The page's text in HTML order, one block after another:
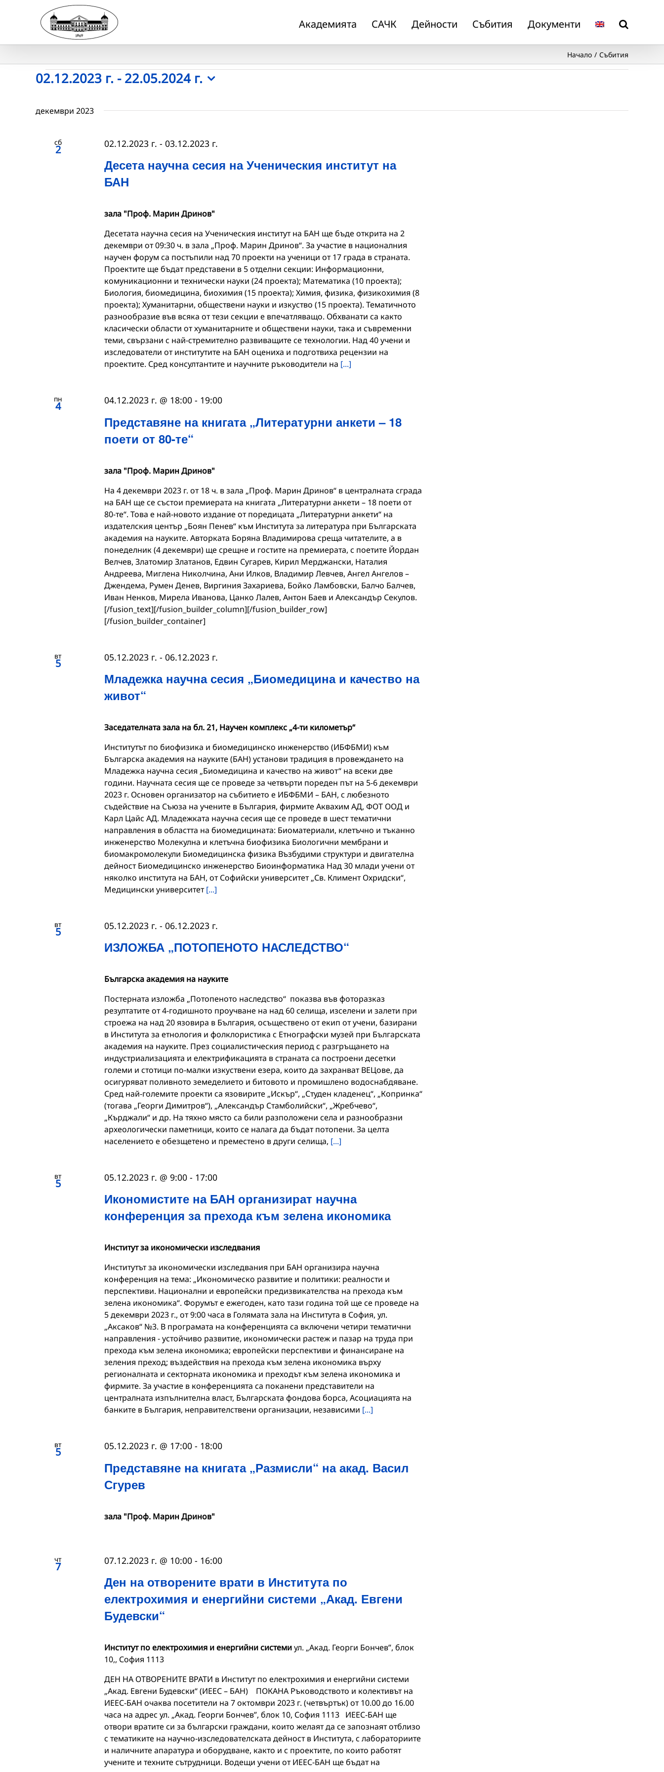
Академията САЧК Дейности Събития Документи
Начало Събития
Събития
02.12.2023 г. - 22.05.2024 г.
date.
декември 2023
сб
2
Десета научна сесия на Ученическия институт на
БАН
02.12.2023 г. - 03.12.2023 г.
зала "Проф. Марин Дринов"
Десетата научна сесия на Ученическия институт на БАН ще бъде открита на 2
декември от 09:30 ч. в зала „Проф. Марин Дринов“. За участие в националния
научен форум са постъпили над 70 проекти на ученици от 17 града в страната.
Проектите ще бъдат представени в 5 отделни секции: Информационни,
комуникационни и технически науки (24 проекта); Математика (10 проекта);
Биология, биомедицина, биохимия (15 проекта); Химия, физика, физикохимия (8
проекта); Хуманитарни, обществени науки и изкуство (15 проекта). Тематичното
разнообразие във всяка от тези секции е впечатляващо. Обхванати са както
класически области от хуманитарните и обществени науки, така и съвременни
теми, свързани с най-стремително развиващите се технологии. Над 40 учени и
изследователи от институтите на БАН оцениха и подготвиха рецензии на
проектите. Сред консултантите и научните ръководители на [...]
пн
4
Представяне на книгата „Литературни анкети – 18
поети от 80-те“
04.12.2023 г. @ 18:00- 19:00
зала "Проф. Марин Дринов"
На 4 декември 2023 г. от 18 ч. в зала „Проф. Марин Дринов“ в централната сграда
на БАН ще се състои премиерата на книгата „Литературни анкети – 18 поети от
80-те“. Това е най-новото издание от поредицата „Литературни анкети“ на
издателския център „Боян Пенев“ към Института за литература при Българската
академия на науките. Авторката Боряна Владимирова среща читателите, а в
понеделник (4 декември) ще срещне и гостите на премиерата, с поетите Йордан
Велчев, Златомир Златанов, Едвин Сугарев, Кирил Мерджански, Наталия
Андреева, Миглена Николчина, Ани Илков, Владимир Левчев, Ангел Ангелов –
Джендема, Румен Денев, Виргиния Захариева, Бойко Ламбовски, Балчо Балчев,
Иван Ненков, Мирела Иванова, Цанко Лалев, Антон Баев и Александър Секулов.
[/fusion_text][/fusion_builder_column][/fusion_builder_row]
[/fusion_builder_container]
вт
5
Младежка научна сесия „Биомедицина и качество на
живот“
05.12.2023 г. - 06.12.2023 г.
Заседателната зала на бл. 21, Научен комплекс „4-ти километър“
Институтът по биофизика и биомедицинско инженерство (ИБФБМИ) към
Българска академия на науките (БАН) установи традиция в провеждането на
Младежка научна сесия „Биомедицина и качество на живот“ на всеки две
години. Научната сесия ще се проведе за четвърти пореден път на 5-6 декември
2023 г. Основен организатор на събитието е ИБФБМИ – БАН, с любезното
съдействие на Съюза на учените в България, фирмите Аквахим АД, ФОТ ООД и
Карл Цайс АД. Младежката научна сесия ще се проведе в шест тематични
направления в областта на биомедицината: Биоматериали, клетъчно и тъканно
инженерство Молекулна и клетъчна биофизика Биологични мембрани и
биомакромолекули Биомедицинска физика Възбудими структури и двигателна
дейност Биомедицинско инженерство Биоинформатика Над 30 млади учени от
няколко института на БАН, от Софийски университет „Св. Климент Охридски“,
Медицински университет[...]
вт
5
ИЗЛОЖБА „ПОТОПЕНОТО НАСЛЕДСТВО“
05.12.2023 г. - 06.12.2023 г.
Българска академия на науките
Постерната изложба „Потопеното наследство“ показва във фоторазказ
резултатите от 4-годишното проучване на над 60 селища, изселени и залети при
строежа на над 20 язовира в България, осъществено от екип от учени, базирани
в Института за етнология и фолклористика с Етнографски музей при Българската
академия на науките. През социалистическия период с разгръщането на
индустриализацията и електрификацията в страната са построени десетки
големи и стотици по-малки изкуствени езера, които да захранват ВЕЦове, да
осигуряват поливното земеделието и битовото и промишлено водоснабдяване.
Сред най-големите проекти са язовирите „Искър“, „Студен кладенец“, „Копринка“
(тогава „Георги Димитров“), „Александър Стамболийски“, „Жребчево“,
„Кърджали“ и др. На тяхно място са били разположени села и разнообразни
археологически паметници, които се налага да бъдат потопени. За целта
населението е обезщетено и преместено в други селища, [...]
вт
5
Икономистите на БАН организират научна
конференция за прехода към зелена икономика
05.12.2023 г. @ 9:00- 17:00
Институт за икономически изследвания
Институтът за икономически изследвания при БАН организира научна
конференция на тема: „Икономическо развитие и политики: реалности и
перспективи. Национални и европейски предизвикателства на прехода към
зелена икономика“. Форумът е ежегоден, като тази година той ще се проведе на
5 декември 2023 г., от 9:00 часа в Голямата зала на Института в София, ул.
„Аксаков“ №3. В програмата на конференцията са включени четири тематични
направления - устойчиво развитие, икономически растеж и пазар на труда при
прехода към зелена икономика; европейски перспективи и финансиране на
зеления преход; въздействия на прехода към зелена икономика върху
регионалната и секторната икономика и преходът към зелена икономика и
фирмите. За участие в конференцията са поканени представители на
централната изпълнителна власт, Българската фондова борса, Асоциацията на
банките в България, неправителствени организации, независими [...]
вт
5
Представяне на книгата „Размисли“ на акад. Васил
Сгурев
05.12.2023 г. @ 17:00- 18:00
зала "Проф. Марин Дринов"
чт
7
Ден на отворените врати в Института по
електрохимия и енергийни системи „Акад. Евгени
Будевски“
07.12.2023 г. @ 10:00- 16:00
Институт по електрохимия и енергийни системиул. „Акад. Георги Бончев”, блок
10,, София 1113
ДЕН НА ОТВОРЕНИТЕ ВРАТИ в Институт по електрохимия и енергийни системи
„Акад. Евгени Будевски“ (ИЕЕС – БАН) ПОКАНА Ръководството и колективът на
ИЕЕС-БАН очаква посетители на 7 октомври 2023 г. (четвъртък) от 10.00 до 16.00
часа на адрес ул. „Акад. Георги Бончев”, блок 10, София 1113 ИЕЕС-БАН ще
отвори вратите си за български граждани, които желаят да се запознаят отблизо
с тематиките на научно-изследователската дейност в Института, с лабораториите
и наличните апаратура и оборудване, както и с проектите, по които работят
учените и техните сътрудници. Водещи учени от ИЕЕС-БАН ще бъдат на